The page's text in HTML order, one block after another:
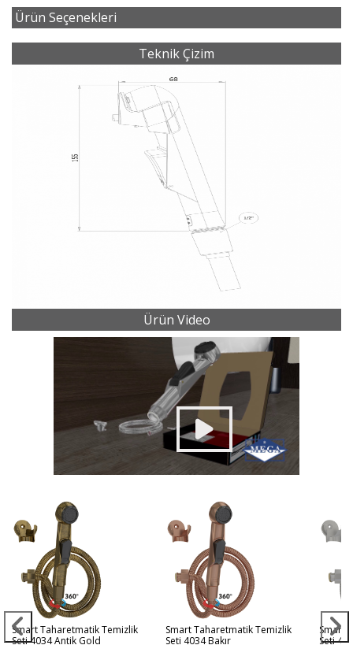
Ürün Seçenekleri
Teknik Çizim
Ürün Video
Smart Taharetmatik Temizlik
Seti 4034 Antik Gold
Smart Taharetmatik Temizlik
Seti 4034 Bakır
Smart
Seti